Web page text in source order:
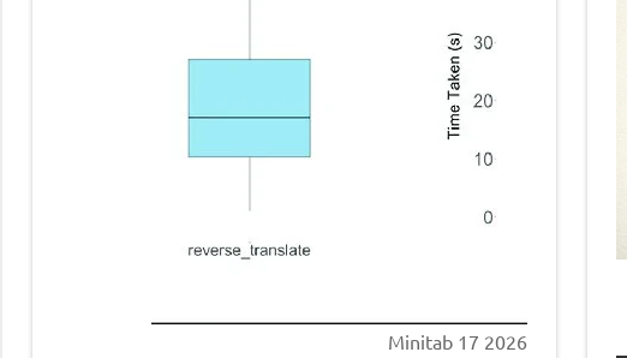
Minitab 17 2026